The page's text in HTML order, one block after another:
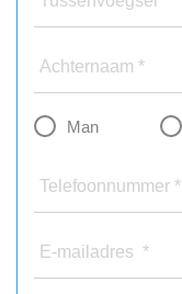
Achternaam *
Man
Telefoonnummer *
E-mailadres *